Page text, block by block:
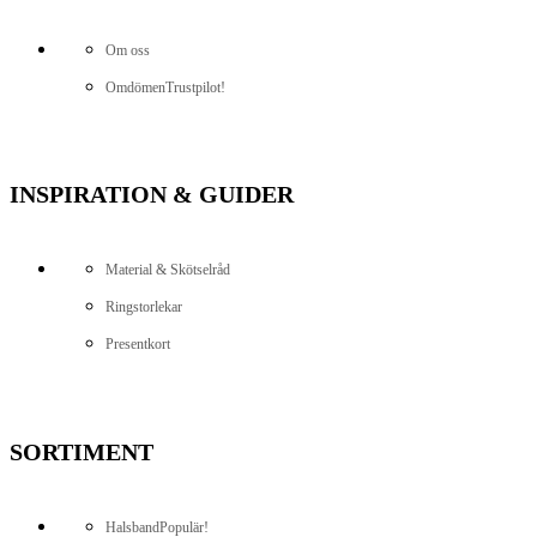
Om oss
OmdömenTrustpilot!
INSPIRATION & GUIDER
Material & Skötselråd
Ringstorlekar
Presentkort
SORTIMENT
HalsbandPopulär!